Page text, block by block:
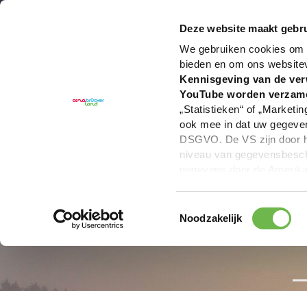
Deze website maakt
We gebruiken cookies
bieden en om ons
Kennisgeving van de
YouTube worden
„Statistieken“ of
ook mee in dat uw
DSGVO. De VS zijn door
niveau van
overdracht niet
We geven u hier graag
Toestemmingsselectie
Noodzakelijk